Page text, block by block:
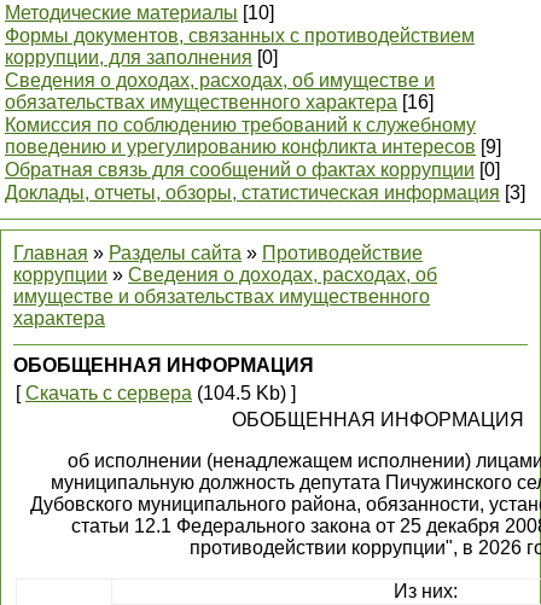
Методические материалы [10]
Формы документов, связанных с противодействием
коррупции, для заполнения [0]
Сведения о доходах, расходах, об имуществе и
обязательствах имущественного характера [16]
Комиссия по соблюдению требований к служебному
поведению и урегулированию конфликта интересов [9]
Обратная связь для сообщений о фактах коррупции [0]
Доклады, отчеты, обзоры, статистическая информация [3]
Главная » Разделы сайта » Противодействие
коррупции » Сведения о доходах, расходах, об
имуществе и обязательствах имущественного
характера
ОБОБЩЕННАЯ ИНФОРМАЦИЯ
[Скачать с сервера (104.5 Kb) ]
ОБОБЩЕННАЯ ИНФОРМАЦИЯ
об исполнении (ненадлежащем исполнении)
муниципальную должность депутата Пичужинского
Дубовского муниципального района, обязанности,
статьи 12.1 Федерального закона от 25 декабря
противодействии коррупции", в 2026
Из них: